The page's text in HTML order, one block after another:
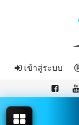
เข้าสู่ระบบ